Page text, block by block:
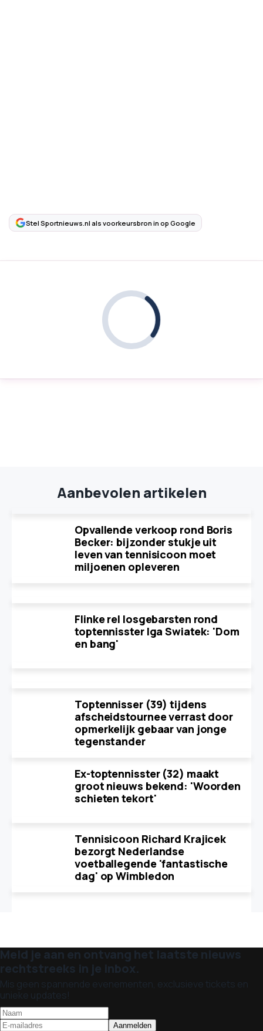
Stel Sportnieuws.nl als voorkeursbron in op Google
Aanbevolen artikelen
Opvallende verkoop rond Boris
Becker: bijzonder stukje uit
leven van tennisicoon moet
miljoenen opleveren
Flinke rel losgebarsten rond
toptennisster Iga Swiatek: 'Dom
en bang'
Toptennisser (39) tijdens
afscheidstournee verrast door
opmerkelijk gebaar van jonge
tegenstander
Ex-toptennisster (32) maakt
groot nieuws bekend: 'Woorden
schieten tekort'
Tennisicoon Richard Krajicek
bezorgt Nederlandse
voetballegende 'fantastische
dag' op Wimbledon
Meld je aan en ontvang het laatste nieuws
rechtstreeks in je inbox.
Mis geen spannende evenementen, exclusieve tickets en
unieke updates!